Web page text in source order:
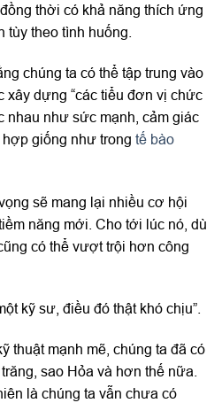
thời có khả năng thích ứng
theo tình huống.
chúng ta có thể tập trung vào
xây dựng “các tiểu đơn vị chức
nhau như sức mạnh, cảm giác
giống như trong tế bào
sẽ mang lại nhiều cơ hội
năng mới. Cho tới lúc nó, dù
có thể vượt trội hơn công
kỹ sư, điều đó thật khó chịu”.
thuật mạnh mẽ, chúng ta đã có
sao Hỏa và hơn thế nữa.
là chúng ta vẫn chưa có